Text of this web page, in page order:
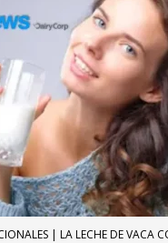
| LA LECHE DE VACA